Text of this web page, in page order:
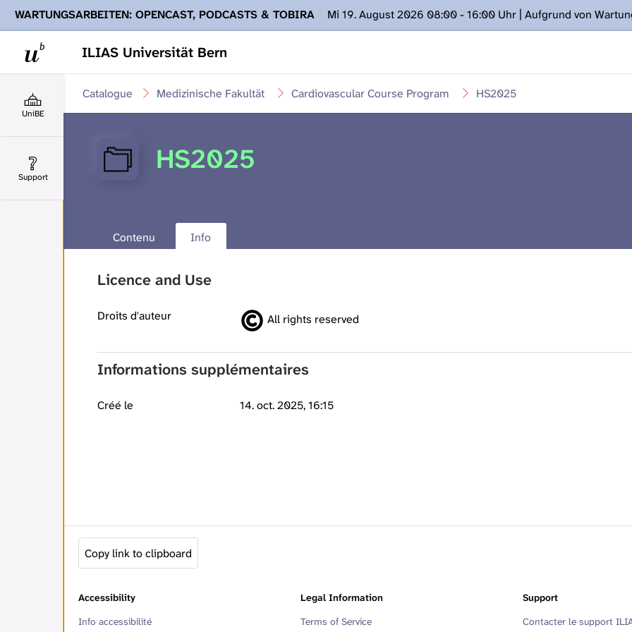
ILIAS Universität Bern
WARTUNGSARBEITEN: OPENCAST, PODCASTS & TOBIRA
Mi 19. August 2026 08:00 - 16:00 Uhr | Aufgrund von
Ihnen Podcasts, Opencast-Videos und Tobira nicht zur Verfügung stehen. Kontakt: www.podcast.unibe.ch
UniBE
Support
HS2025
Cardiovascular Course Program
Medizinische Fakultät
Catalogue
HS2025
Contenu Info
Licence and Use
Droits d'auteur All rights reserved
Informations supplémentaires
Créé le 14. oct. 2025, 16:15
Copy link to clipboard
Accessibility
Info accessibilité
Legal Information
Terms of Service
Support
Contacter le support